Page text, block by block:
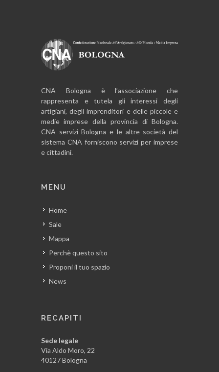
CNA Bologna è l’associazione che
rappresenta e tutela gli interessi degli
artigiani, degli imprenditori e delle piccole e
medie imprese della provincia di Bologna.
CNA servizi Bologna e le altre società del
sistema CNA forniscono servizi per imprese
e cittadini.
MENU
Home
Sale
Mappa
Perchè questo sito
Proponi il tuo spazio
News
RECAPITI
Sede legale
Via Aldo Moro, 22
40127 Bologna